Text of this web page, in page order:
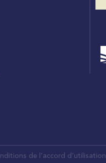
de l’accord d’utilisation